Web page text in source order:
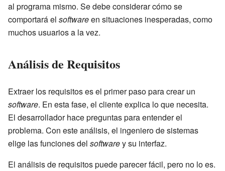
al programa mismo. Se debe considerar cómo se
comportará el softwareen situaciones inesperadas, como
muchos usuarios a la vez.
Análisis de Requisitos
Extraer los requisitos es el primer paso para crear un
software. En esta fase, el cliente explica lo que necesita.
El desarrollador hace preguntas para entender el
problema. Con este análisis, el ingeniero de sistemas
elige las funciones del softwarey su interfaz.
El análisis de requisitos puede parecer fácil, pero no lo es.